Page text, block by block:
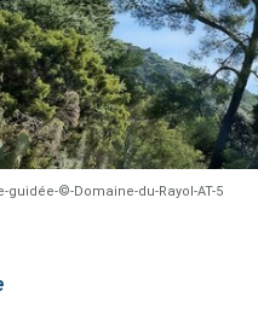
guidée-©-Domaine-du-Rayol-AT-5